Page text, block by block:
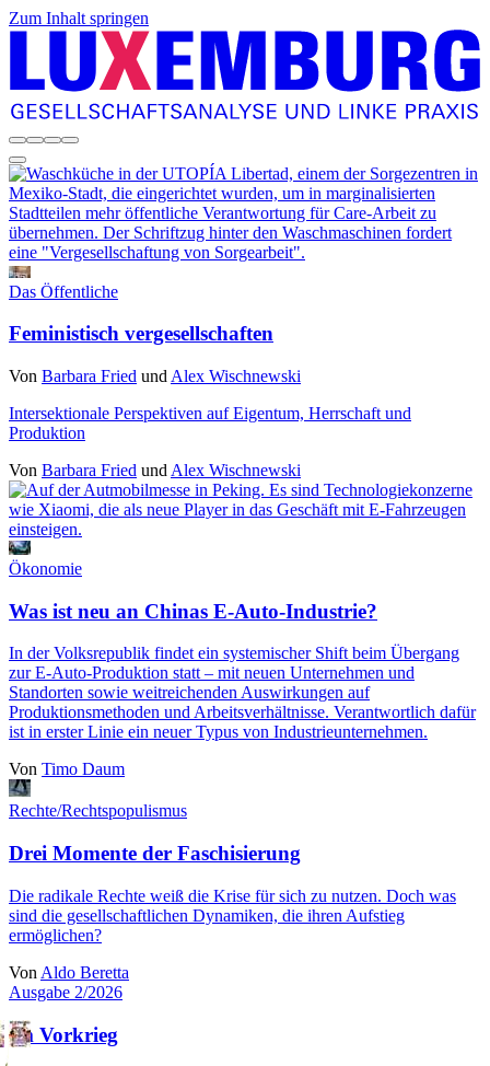
Zum Inhalt springen
Das Öffentliche
Feministisch vergesellschaften
Von Barbara Fried und Alex Wischnewski
Intersektionale Perspektiven auf Eigentum, Herrschaft und
Produktion
Von Barbara Fried und Alex Wischnewski
Ökonomie
Was ist neu an Chinas E-Auto-Industrie?
In der Volksrepublik findet ein systemischer Shift beim Übergang
zur E-Auto-Produktion statt ‒ mit neuen Unternehmen und
Standorten sowie weitreichenden Auswirkungen auf
Produktionsmethoden und Arbeitsverhältnisse. Verantwortlich dafür
ist in erster Linie ein neuer Typus von Industrieunternehmen.
Von Timo Daum
Rechte/Rechtspopulismus
Drei Momente der Faschisierung
Die radikale Rechte weiß die Krise für sich zu nutzen. Doch was
sind die gesellschaftlichen Dynamiken, die ihren Aufstieg
ermöglichen?
Von Aldo Beretta
Ausgabe 2/2026
Im Vorkrieg